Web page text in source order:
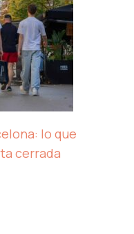
lo que
cerrada